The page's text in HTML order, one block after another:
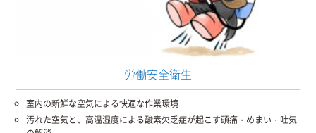
労働安全衛生
室内の新鮮な空気による快適な作業環境
汚れた空気と、高温湿度による酸素欠乏症が起こす頭痛・めまい・吐気